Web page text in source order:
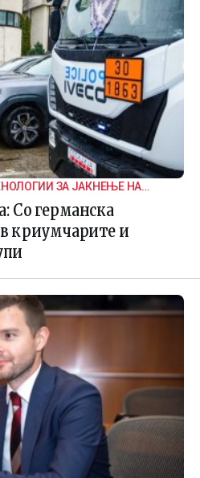
ЗА ЈАКНЕЊЕ НА
Со германска
криумчарите и